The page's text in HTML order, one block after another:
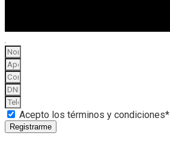
Acepto los términos y condiciones*
Registrarme